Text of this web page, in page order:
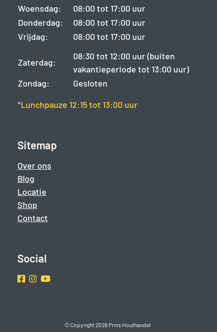
Woensdag:
08:00 tot 17:00 uur
Donderdag:
08:00 tot 17:00 uur
Vrijdag:
08:00 tot 17:00 uur
Zaterdag:
08:30 tot 12:00 uur (buiten
vakantieperiode tot 13:00 uur)
Zondag:
Gesloten
*Lunchpauze 12:15 tot 13:00 uur
Sitemap
Over ons
Blog
Locatie
Shop
Contact
Social
Facebook
Instragram
Youtube
© Copyright 2026 Prins Houthandel